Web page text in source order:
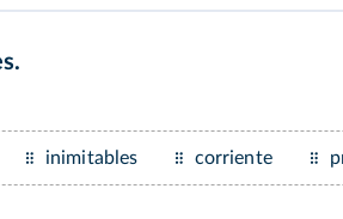
inimitables corriente